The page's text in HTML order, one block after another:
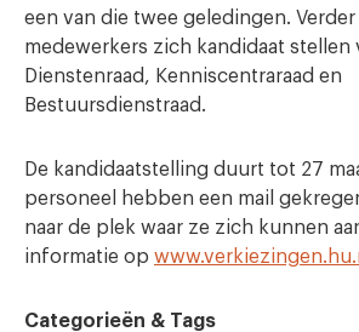
een van die twee geledingen.
medewerkers zich kandidaat stellen
Dienstenraad, Kenniscentraraad en
Bestuursdienstraad.
De kandidaatstelling duurt tot 27
personeel hebben een mail
naar de plek waar ze zich kunnen
informatie op
Categorieën & Tags